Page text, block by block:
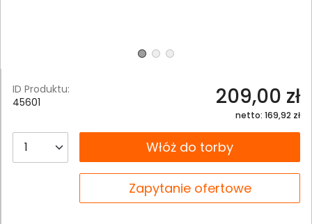
ID Produktu:
45601
209,00 zł
netto: 169,92 zł
__B2C.PRODUCT.QUANTITYWłóż do torby
Zapytanie ofertowe